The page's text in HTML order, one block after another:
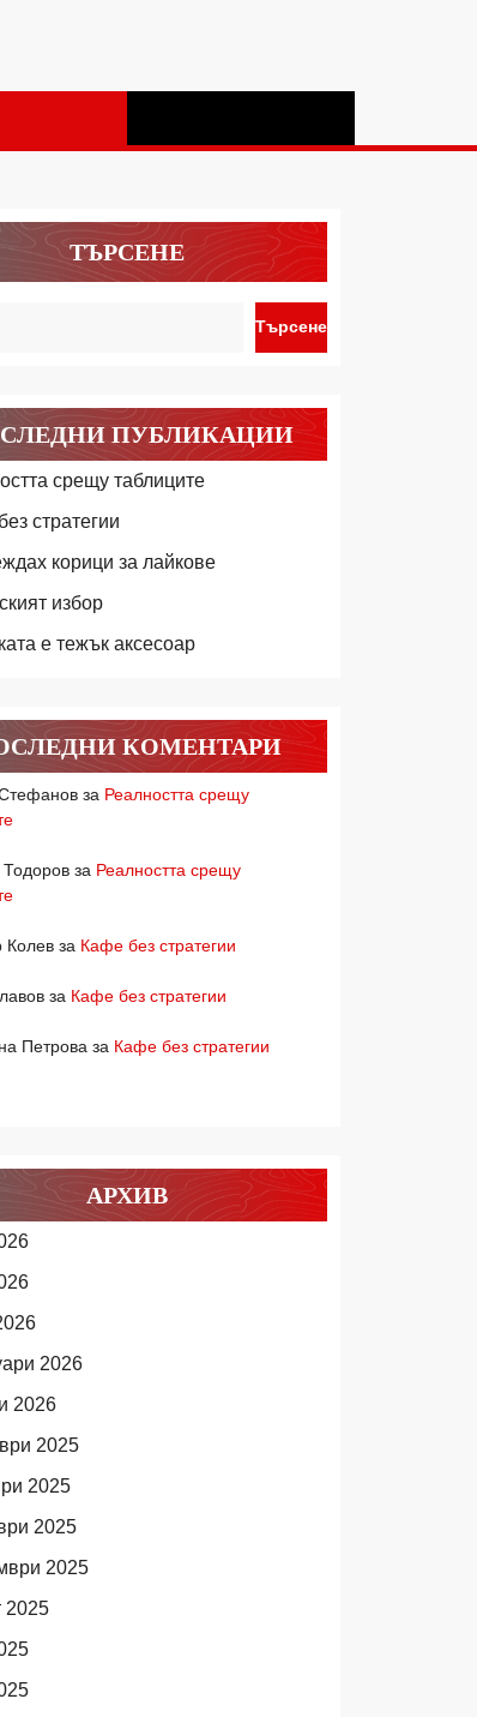
ТЪРСЕНЕ
Търсене
ПУБЛИКАЦИИ
срещу таблиците
стратегии
корици за лайкове
избор
е тежък аксесоар
КОМЕНТАРИ
за Реалността срещу
за Реалността срещу
Колев за Кафе без стратегии
за Кафе без стратегии
Петрова за Кафе без стратегии
АРХИВ
2026
2026
2025
2025
2025
2025
2025